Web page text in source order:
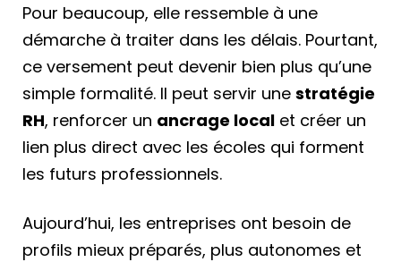
Pour beaucoup, elle ressemble à une
démarche à traiter dans les délais. Pourtant,
ce versement peut devenir bien plus qu’une
simple formalité. Il peut servir une stratégie
RH, renforcer un ancrage local et créer un
lien plus direct avec les écoles qui forment
les futurs professionnels.
Aujourd’hui, les entreprises ont besoin de
profils mieux préparés, plus autonomes et